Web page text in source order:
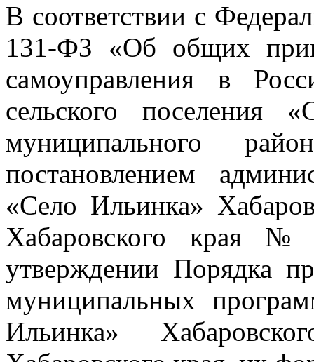
В соответствии с
131-ФЗ «Об общих
самоуправления в
сельского поселения
муниципального
постановлением
«Село Ильинка»
Хабаровского края
утверждении Порядка
муниципальных
Ильинка»